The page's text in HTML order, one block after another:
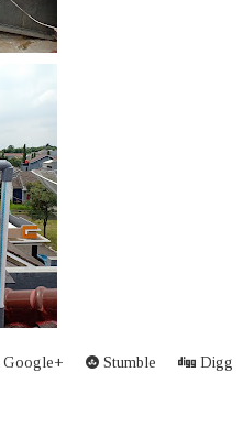
Google+ Stumble Digg